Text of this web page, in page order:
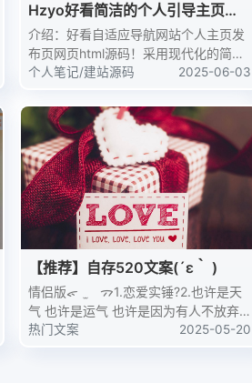
Hzyo好看简洁的个人引导主页源
码
介绍：好看自适应导航网站个人主页发
布页网页html源码！采用现代化的简约
风格设计和丰富的下雪特效。记事本打
文字之类的修改，双击html文件可以本
地运行效果，...
个人笔记/建站源码 2025-06-03
【推荐】自存520文案(´ε｀ )
情侣版ᯠ ̫ ᯄ1.恋爱实锤?2.也许是天
气 也许是运气 也许是因为有人不放弃3.
你的真诚 善良 耐心 我细数我珍重4.幸
福开始有预兆??‍❤️‍?? × ??? = ?5.在一起
热门文案 2025-05-20